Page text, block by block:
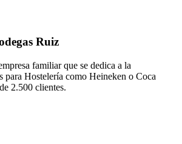
Ruiz
familiar que se dedica a la
para Hostelería como Heineken o Coca
2.500 clientes.